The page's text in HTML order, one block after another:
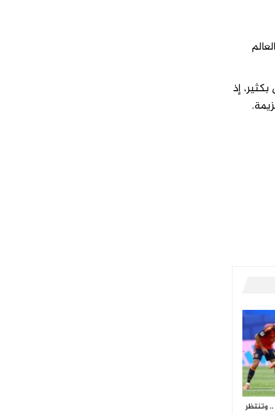
العالم
إذ
وتنتظر